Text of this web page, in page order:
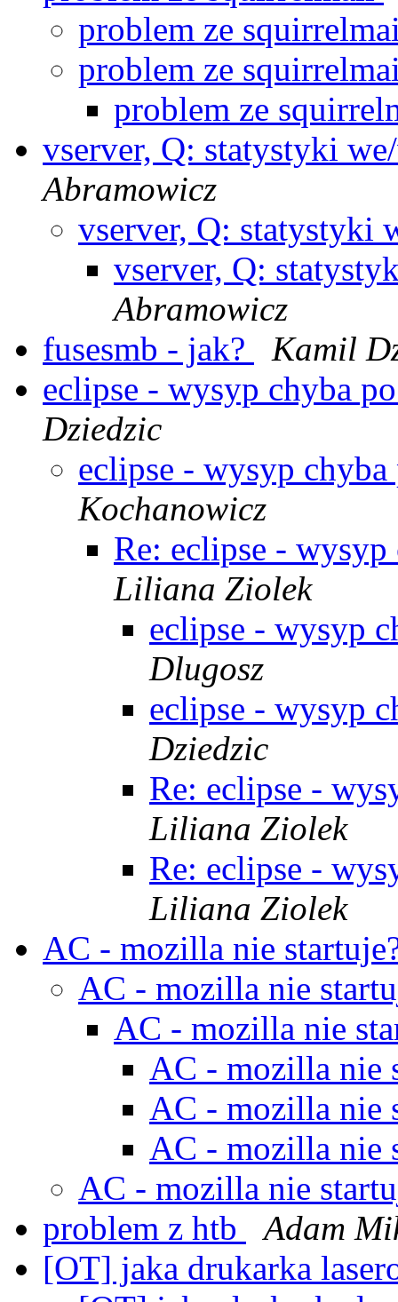
problem ze
problem ze
problem ze
vserver, Q: statystyki
Abramowicz
vserver, Q: statystyki
vserver, Q:
Abramowicz
fusesmb - jak?
Kamil
eclipse - wysyp chyba
Dziedzic
eclipse - wysyp
Kochanowicz
Re: eclipse -
Liliana Ziolek
eclipse - wysyp
Dlugosz
eclipse - wysyp
Dziedzic
Re: eclipse -
Liliana Ziolek
Re: eclipse -
Liliana Ziolek
AC - mozilla nie
AC - mozilla nie
AC - mozilla nie
AC - mozilla nie
AC - mozilla nie
AC - mozilla nie
AC - mozilla nie
problem z htb
Adam
[OT] jaka drukarka